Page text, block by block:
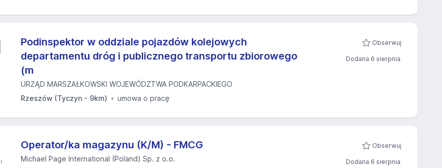
Podinspektor w oddziale pojazdów kolejowych
departamentu dróg i publicznego transportu zbiorowego
(m
URZĄD MARSZAŁKOWSKI WOJEWÓDZTWA PODKARPACKIEGO
Rzeszów (Tyczyn - 9km)
umowa o pracę
Obserwuj
Dodana 6 sierpnia
Operator/ka magazynu (K/M) - FMCG
Michael Page International (Poland) Sp. z o.o.
Obserwuj
Dodana 6 sierpnia